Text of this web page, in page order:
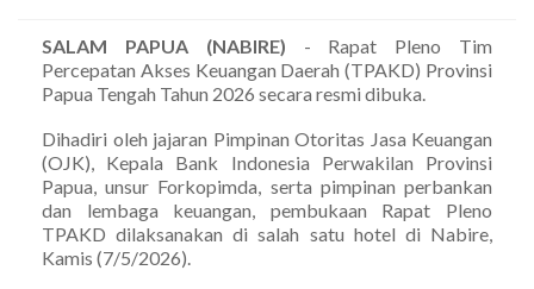
SALAM PAPUA (NABIRE) - Rapat Pleno Tim
Percepatan Akses Keuangan Daerah (TPAKD) Provinsi
Papua Tengah Tahun 2026 secara resmi dibuka.
Dihadiri oleh jajaran Pimpinan Otoritas Jasa Keuangan
(OJK), Kepala Bank Indonesia Perwakilan Provinsi
Papua, unsur Forkopimda, serta pimpinan perbankan
dan lembaga keuangan, pembukaan Rapat Pleno
TPAKD dilaksanakan di salah satu hotel di Nabire,
Kamis (7/5/2026).